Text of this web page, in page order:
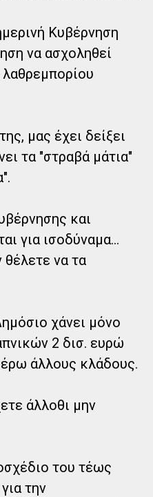
Κυβέρνηση
να ασχοληθεί
μας έχει δείξει
τα "στραβά μάτια"
και
για ισοδύναμα...
θέλετε να τα
χάνει μόνο
2 δισ. ευρώ
άλλους κλάδους.
άλλοθι μην
του τέως
την